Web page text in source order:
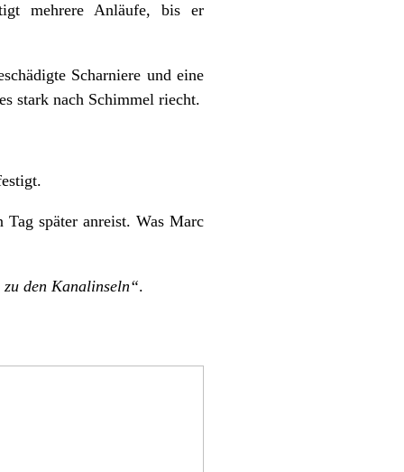
mehrere Anläufe, bis er
Scharniere und eine
stark nach Schimmel riecht.
später anreist. Was Marc
zu den Kanalinseln“.